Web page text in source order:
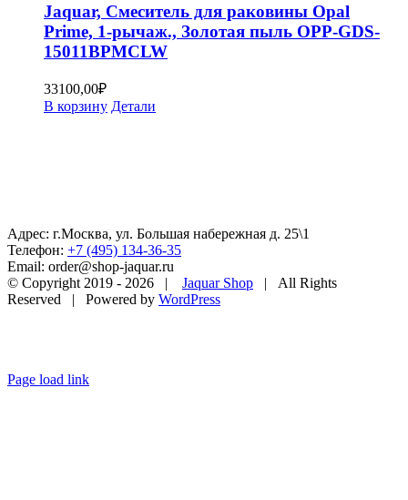
Jaquar, Смеситель для раковины Opal
Prime, 1-рычаж., Золотая пыль OPP-GDS-
15011BPMCLW
33100,00₽
В корзину Детали
Адрес: г.Москва, ул. Большая набережная д. 25\1
Телефон: +7 (495) 134-36-35
Email: order@shop-jaquar.ru
© Copyright 2019 - 2026 | Jaquar Shop | All Rights
Reserved | Powered by WordPress
Page load link